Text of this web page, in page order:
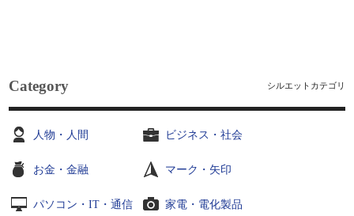
Category シルエットカテゴリ
人物・人間 ビジネス・社会
お金・金融 マーク・矢印
パソコン・IT・通信 家電・電化製品